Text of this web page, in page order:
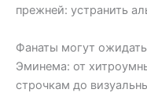
прежней: устранить
Фанаты могут
Эминема: от
строчкам до